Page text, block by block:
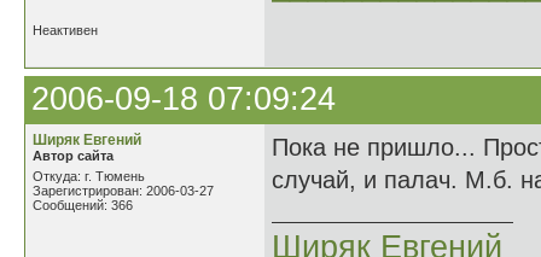
Неактивен
2006-09-18 07:09:24
Ширяк Евгений
Автор сайта
Откуда: г. Тюмень
Зарегистрирован: 2006-03-27
Сообщений: 366
Пока не пришло...
случай, и палач. М.б.
Ширяк Евгений